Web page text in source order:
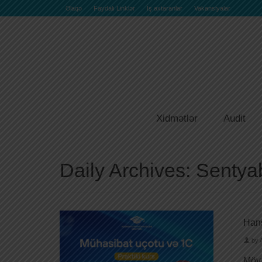
Əlaqə Faydalı Linklər İş axtaranlar Vakansiyalar
Xidmətlər Audit
Daily Archives:
by